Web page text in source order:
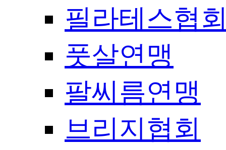
필라테스협
풋살연맹
팔씨름연맹
브리지협회